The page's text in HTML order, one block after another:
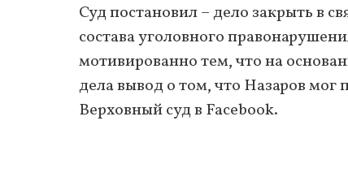
Суд постановил – дело закрыть в
состава уголовного
мотивированно тем, что на
дела вывод о том, что Назаров мог
Верховный суд в Facebook.